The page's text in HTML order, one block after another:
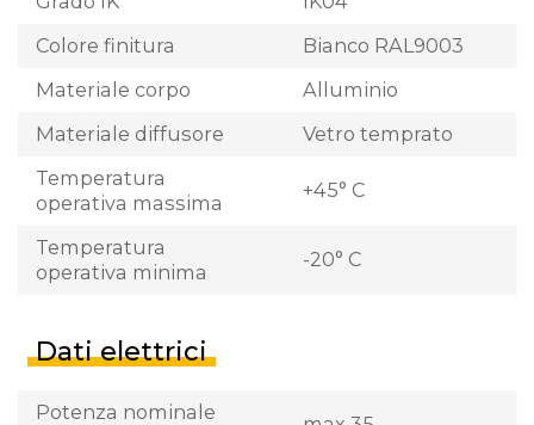
Colore finitura
Bianco RAL9003
Materiale corpo
Alluminio
Materiale diffusore
Vetro temprato
Temperatura
operativa massima
+45° C
Temperatura
operativa minima
-20° C
Dati elettrici
Potenza nominale